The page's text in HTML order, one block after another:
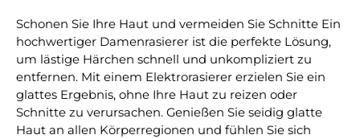
Schonen Sie Ihre Haut und vermeiden Sie Schnitte Ein
hochwertiger Damenrasierer ist die perfekte Lösung,
um lästige Härchen schnell und unkompliziert zu
entfernen. Mit einem Elektrorasierer erzielen Sie ein
glattes Ergebnis, ohne Ihre Haut zu reizen oder
Schnitte zu verursachen. Genießen Sie seidig glatte
Haut an allen Körperregionen und fühlen Sie sich